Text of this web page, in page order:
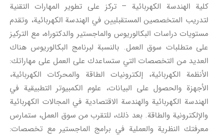
كلية الهندسة الكهربائية – تركز على تطوير المهارات التقنية
لتدريب المتخصصين المستقبليين في الهندسة الكهربائية، وتقدم
مستويات دراسات البكالوريوس والماجستير والدكتوراه، مع التركيز
على متطلبات سوق العمل. بالنسبة لبرنامج البكالوريوس هناك
العديد من التخصصات التي ستساعدك على العمل على مهاراتك:
الأنظمة الكهربائية، إلكترونيات الطاقة والمحركات الكهربائية،
الأجهزة والحصول على البيانات، علوم الكمبيوتر التطبيقية في
الهندسة الكهربائية والهندسة الاقتصادية في المجالات الكهربائية
والإلكترونية والطاقة. بعد ذلك، للتقرب من سوق العمل، ستمارس
معرفتك النظرية والعملية في برامج الماجستير مع تخصصات: